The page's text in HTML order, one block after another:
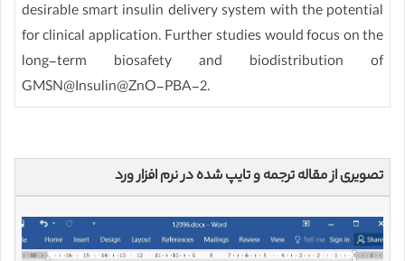
desirable smart insulin delivery system with the potential
for clinical application. Further studies would focus on the
long-term biosafety and biodistribution of
GMSN@Insulin@ZnO-PBA-2.
تصویری از مقاله ترجمه و تایپ شده در نرم افزار ورد